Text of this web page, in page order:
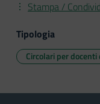
Stampa /
Tipologia
Circolari per docenti